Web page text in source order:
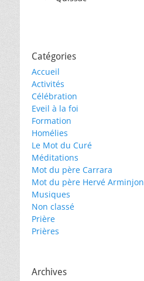
Catégories
Accueil
Activités
Célébration
Eveil à la foi
Formation
Homélies
Le Mot du Curé
Méditations
Mot du père Carrara
Mot du père Hervé Arminjon
Musiques
Non classé
Prière
Prières
Archives